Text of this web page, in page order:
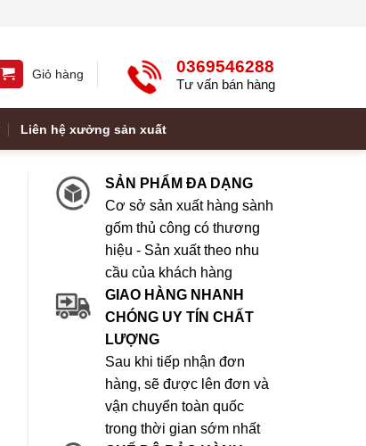
Giỏ hàng 0369546288
Tư vấn bán hàng
Liên hệ xưởng sản xuất
SẢN PHẨM ĐA DẠNG
Cơ sở sản xuất hàng sành
gốm thủ công có thương
hiệu - Sản xuất theo nhu
cầu của khách hàng
GIAO HÀNG NHANH
CHÓNG UY TÍN CHẤT
LƯỢNG
Sau khi tiếp nhận đơn
hàng, sẽ được lên đơn và
vận chuyển toàn quốc
trong thời gian sớm nhất